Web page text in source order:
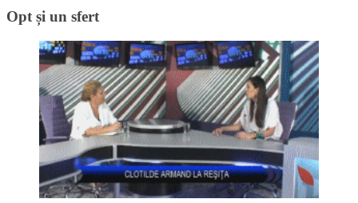
Opt și un sfert